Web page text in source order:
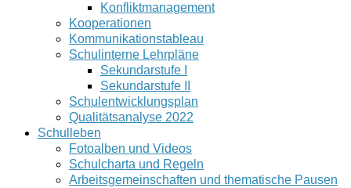
Konfliktmanagement
Kooperationen
Kommunikationstableau
Schulinterne Lehrpläne
Sekundarstufe I
Sekundarstufe II
Schulentwicklungsplan
Qualitätsanalyse 2022
Schulleben
Fotoalben und Videos
Schulcharta und Regeln
Arbeitsgemeinschaften und thematische Pausen